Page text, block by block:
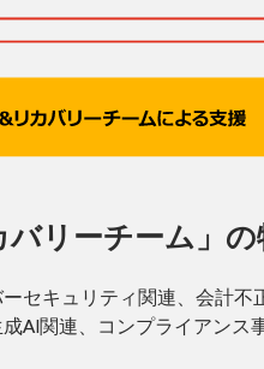
バリーチーム」の
セキュリティ関連、会計不
AI関連、コンプライアンス